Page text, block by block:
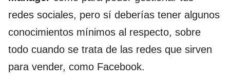
redes sociales, pero sí deberías tener algunos
conocimientos mínimos al respecto, sobre
todo cuando se trata de las redes que sirven
para vender, como Facebook.